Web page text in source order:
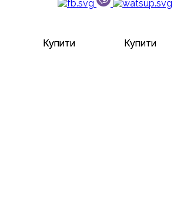
Купити Купити
Купити Купити
Купити Купити
Купити